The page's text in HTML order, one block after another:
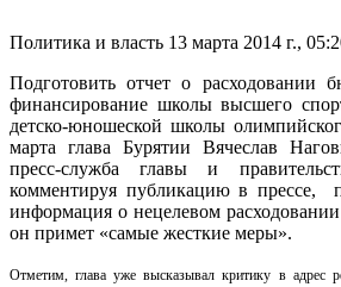
Политика и власть 13 марта 2014 г.,
Подготовить отчет о расходовании
финансирование школы высшего
детско-юношеской школы
марта глава Бурятии Вячеслав
пресс-служба главы и
комментируя публикацию в прессе,
информация о нецелевом расходовании
он примет «самые жесткие меры».
Отметим, глава уже высказывал критику в адрес